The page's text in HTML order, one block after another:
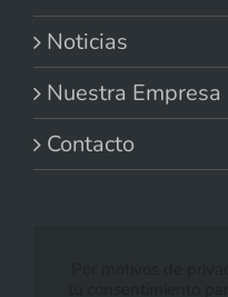
Noticias
Nuestra Empresa
Contacto